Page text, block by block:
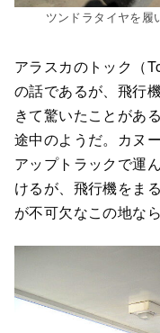
ツンドラタイヤを
アラスカのトック（
の話であるが、飛行
きて驚いたことがあ
途中のようだ。カヌ
アップトラックで運
けるが、飛行機をま
が不可欠なこの地な